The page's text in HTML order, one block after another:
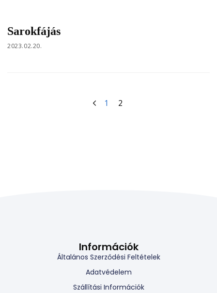
Sarokfájás
2023.02.20.
1 2
Információk
Általános Szerződési Feltételek
Adatvédelem
Szállítási Információk